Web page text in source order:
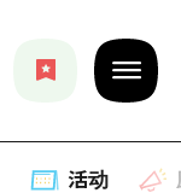
活动